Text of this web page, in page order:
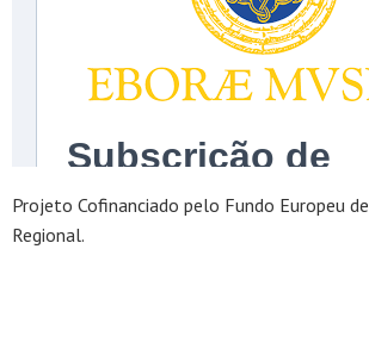
Projeto Cofinanciado pelo Fundo Europeu
Regional.